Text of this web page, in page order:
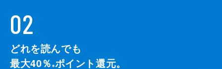
02
どれを読んでも
最大40％ ※ポイント還元。